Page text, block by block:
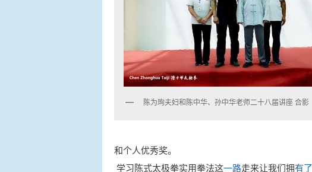
陈为珣夫妇和陈中华、孙中华老师二十八届讲座 合影
和个人优秀奖。
学习陈式太极拳实用拳法这一路走来让我们拥有了